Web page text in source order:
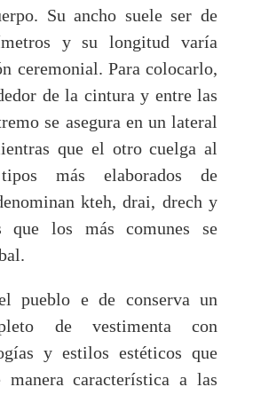
Su ancho suele ser de
y su longitud varía
ceremonial. Para colocarlo,
de la cintura y entre las
se asegura en un lateral
que el otro cuelga al
más elaborados de
kteh, drai, drech y
que los más comunes se
pueblo e de conserva un
de vestimenta con
y estilos estéticos que
manera característica a las